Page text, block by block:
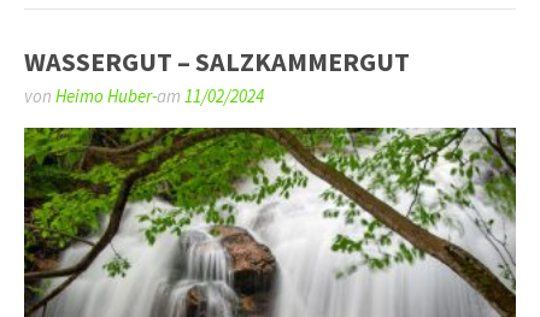
WASSERGUT – SALZKAMMERGUT
von Heimo Huber-am 11/02/2024